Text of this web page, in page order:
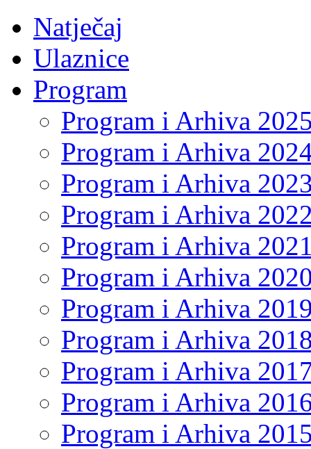
Natječaj
Ulaznice
Program
Program i Arhiva
Program i Arhiva
Program i Arhiva
Program i Arhiva
Program i Arhiva
Program i Arhiva
Program i Arhiva
Program i Arhiva
Program i Arhiva
Program i Arhiva
Program i Arhiva